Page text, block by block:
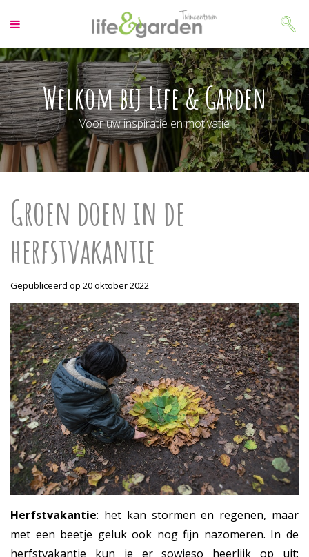
a
a
r
c
o
n
t
e
n
Welkom bij Life & Garden
Voor uw inspiratie en motivatie
Groen doen in de
herfstvakantie
Gepubliceerd op 20 oktober 2022
Herfstvakantie: het kan stormen en regenen, maar
met een beetje geluk ook nog fijn nazomeren. In de
herfstvakantie kun je er sowieso heerlijk op uit: